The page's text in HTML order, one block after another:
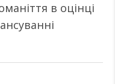
в оцінці